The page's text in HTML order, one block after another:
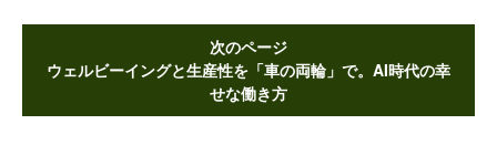
次のページ
ウェルビーイングと生産性を「車の両輪」で。AI時代の幸
せな働き方